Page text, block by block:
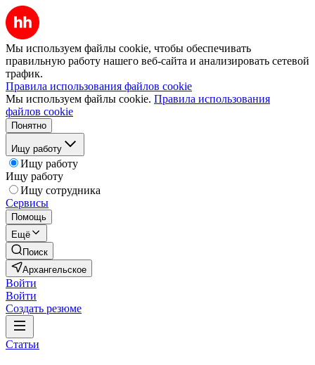
Мы используем файлы cookie, чтобы обеспечивать
правильную работу нашего веб-сайта и анализировать сетевой
трафик.
Правила использования файлов cookie
Мы используем файлы cookie. Правила использования
файлов cookie
Понятно
Ищу работу
Ищу работу
Ищу работу
Ищу сотрудника
Сервисы
Помощь
Ещё
Поиск
Архангельское
Войти
Войти
Создать резюме
Статьи